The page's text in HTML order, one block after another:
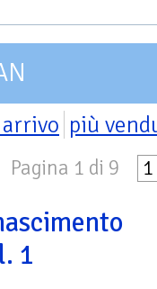
più
Pagina 1 di 9 1
1